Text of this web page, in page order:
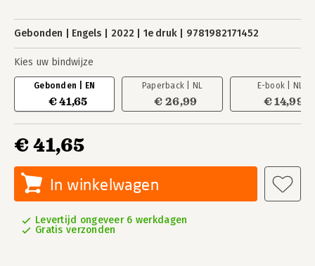
Gebonden Engels 2022 1e druk 9781982171452
Kies uw bindwijze
Gebonden | EN
€ 41,65
Paperback | NL
€ 26,99
E-book | NL
€ 14,99
€ 41,65
In winkelwagen
Levertijd ongeveer 6 werkdagen
Gratis verzonden